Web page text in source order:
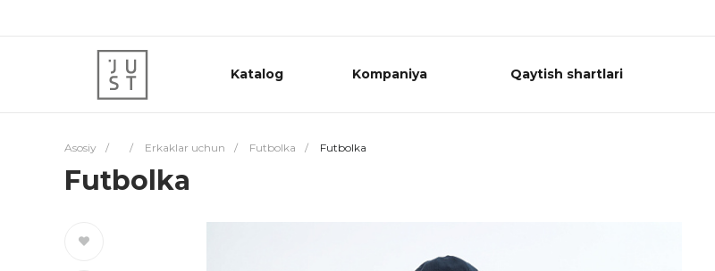
Katalog Kompaniya Qaytish shartlari
Asosiy / / Erkaklar uchun / Futbolka / Futbolka
Futbolka